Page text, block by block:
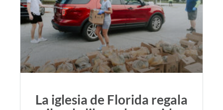
La iglesia de Florida regala